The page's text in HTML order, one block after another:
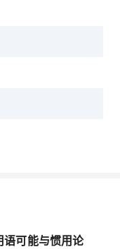
可能与惯用论